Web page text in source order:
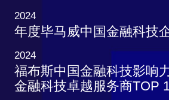
2024
年度毕马威中国金融科技
2024
福布斯中国金融科技影响
金融科技卓越服务商TOP